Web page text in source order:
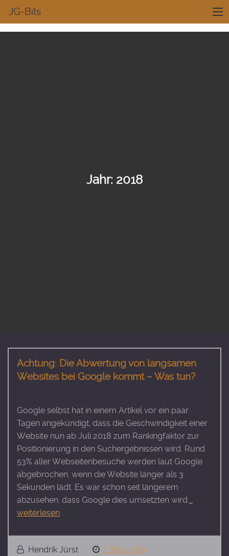
JG-Bits
Jahr: 2018
Achtung: Die Abwertung von langsamen
Websites bei Google kommt – Was tun?
Google selbst hat in einem Artikel vor ein paar
Tagen angekündigt, dass die Geschwindigkeit einer
Website nun ab Juli 2018 zum Rankingfaktor zur
Positionierung in den Suchergebnissen wird. Rund
53% aller Webseitenbesuche werden laut Google
abgebrochen, wenn die Website länger als 3
Sekunden lädt. Es war schon seit längerem
abzusehen, dass Google dies umsetzten wird.…
weiterlesen
Hendrik Jürst
Posted
7. März 2018